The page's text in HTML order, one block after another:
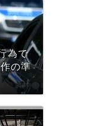
為で
の準